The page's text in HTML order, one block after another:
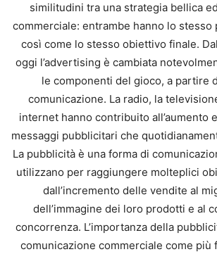
similitudini tra una strategia bellica
commerciale: entrambe hanno lo stesso
così come lo stesso obiettivo finale.
oggi l’advertising è cambiata
le componenti del gioco, a partire
comunicazione. La radio, la
internet hanno contribuito all’aumento
messaggi pubblicitari che
La pubblicità è una forma di
utilizzano per raggiungere molteplici
dall’incremento delle vendite al
dell’immagine dei loro prodotti e al
concorrenza. L’importanza della
comunicazione commerciale come più